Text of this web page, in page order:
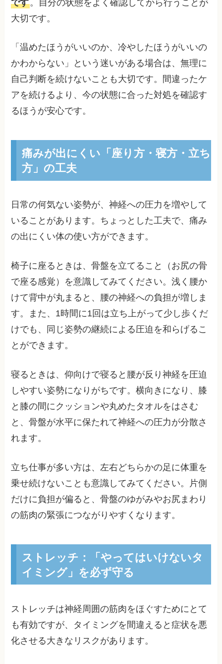
です。自分の状態をよく確認してから行うことが
大切です。
「温めたほうがいいのか、冷やしたほうがいいの
かわからない」という迷いがある場合は、無理に
自己判断を続けないことも大切です。間違ったケ
アを続けるより、今の状態に合った対処を確認す
るほうが安心です。
痛みが出にくい「座り方・寝方・立ち
方」の工夫
日常の何気ない姿勢が、神経への圧力を増やして
いることがあります。ちょっとした工夫で、痛み
の出にくい体の使い方ができます。
椅子に座るときは、骨盤を立てること（お尻の骨
で座る感覚）を意識してみてください。浅く腰か
けて背中が丸まると、腰の神経への負担が増しま
す。また、1時間に1回は立ち上がって少し歩くだ
けでも、同じ姿勢の継続による圧迫を和らげるこ
とができます。
寝るときは、仰向けで寝ると腰が反り神経を圧迫
しやすい姿勢になりがちです。横向きになり、膝
と膝の間にクッションや丸めたタオルをはさむ
と、骨盤が水平に保たれて神経への圧力が分散さ
れます。
立ち仕事が多い方は、左右どちらかの足に体重を
乗せ続けないことも意識してみてください。片側
だけに負担が偏ると、骨盤のゆがみやお尻まわり
の筋肉の緊張につながりやすくなります。
ストレッチ：「やってはいけないタ
イミング」を必ず守る
ストレッチは神経周囲の筋肉をほぐすためにとて
も有効ですが、タイミングを間違えると症状を悪
化させる大きなリスクがあります。